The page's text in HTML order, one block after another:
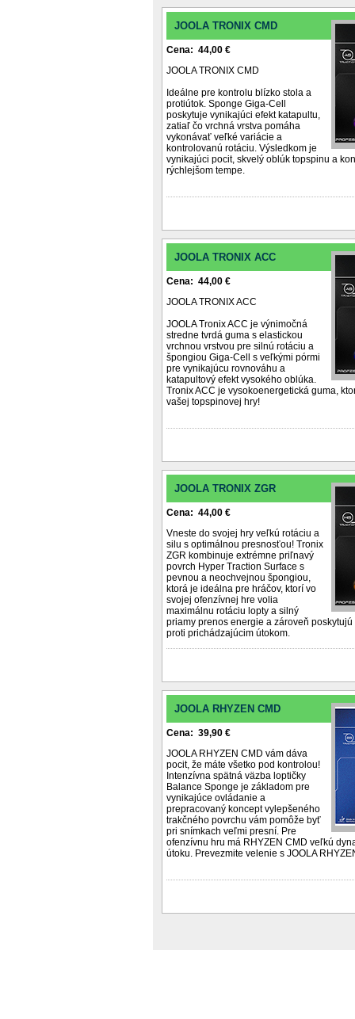
JOOLA TRONIX CMD
Cena: 44,00 €
JOOLA TRONIX CMD
Ideálne pre kontrolu blízko stola a
protiútok. Sponge Giga-Cell
poskytuje vynikajúci efekt katapultu,
zatiaľ čo vrchná vrstva pomáha
vykonávať veľké variácie a
kontrolovanú rotáciu. Výsledkom je
vynikajúci pocit, skvelý oblúk topspinu a
rýchlejšom tempe.
JOOLA TRONIX ACC
Cena: 44,00 €
JOOLA TRONIX ACC
JOOLA Tronix ACC je výnimočná
stredne tvrdá guma s elastickou
vrchnou vrstvou pre silnú rotáciu a
špongiou Giga-Cell s veľkými pórmi
pre vynikajúcu rovnováhu a
katapultový efekt vysokého oblúka.
Tronix ACC je vysokoenergetická guma,
vašej topspinovej hry!
JOOLA TRONIX ZGR
Cena: 44,00 €
Vneste do svojej hry veľkú rotáciu a
silu s optimálnou presnosťou! Tronix
ZGR kombinuje extrémne priľnavý
povrch Hyper Traction Surface s
pevnou a neochvejnou špongiou,
ktorá je ideálna pre hráčov, ktorí vo
svojej ofenzívnej hre volia
maximálnu rotáciu lopty a silný
priamy prenos energie a zároveň
proti prichádzajúcim útokom.
JOOLA RHYZEN CMD
Cena: 39,90 €
JOOLA RHYZEN CMD vám dáva
pocit, že máte všetko pod kontrolou!
Intenzívna spätná väzba loptičky
Balance Sponge je základom pre
vynikajúce ovládanie a
prepracovaný koncept vylepšeného
trakčného povrchu vám pomôže byť
pri snímkach veľmi presní. Pre
ofenzívnu hru má RHYZEN CMD veľkú
útoku. Prevezmite velenie s JOOLA